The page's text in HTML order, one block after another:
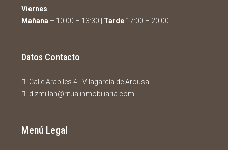
Viernes
Mañana – 10:00 – 13:30 | Tarde 17:00 – 20:00
Datos Contacto
Calle Arapiles 4 - Vilagarcía de Arousa
dizmillan@ritualinmobiliaria.com
Menú Legal